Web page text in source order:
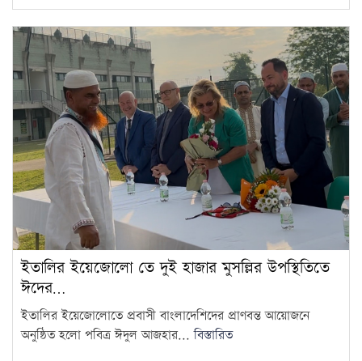
ইতালির ইয়েজোলো তে দুই হাজার মুসল্লির উপস্থিতিতে
ঈদের…
ইতালির ইয়েজোলোতে প্রবাসী বাংলাদেশিদের প্রাণবন্ত আয়োজনে
অনুষ্ঠিত হলো পবিত্র ঈদুল আজহার...বিস্তারিত